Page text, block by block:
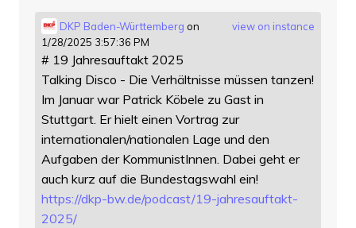
view on instance
DKP Baden-Württemberg on
1/28/2025 3:57:36 PM
# 19 Jahresauftakt 2025
Talking Disco - Die Verhältnisse müssen tanzen!
Im Januar war Patrick Köbele zu Gast in
Stuttgart. Er hielt einen Vortrag zur
internationalen/nationalen Lage und den
Aufgaben der KommunistInnen. Dabei geht er
auch kurz auf die Bundestagswahl ein!
https://dkp-bw.de/podcast/19-jahresauftakt-
2025/